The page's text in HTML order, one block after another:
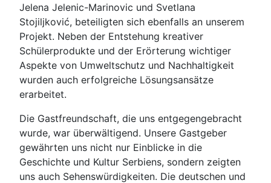
Jelena Jelenic-Marinovic und Svetlana
Stojiljković, beteiligten sich ebenfalls an unserem
Projekt. Neben der Entstehung kreativer
Schülerprodukte und der Erörterung wichtiger
Aspekte von Umweltschutz und Nachhaltigkeit
wurden auch erfolgreiche Lösungsansätze
erarbeitet.
Die Gastfreundschaft, die uns entgegengebracht
wurde, war überwältigend. Unsere Gastgeber
gewährten uns nicht nur Einblicke in die
Geschichte und Kultur Serbiens, sondern zeigten
uns auch Sehenswürdigkeiten. Die deutschen und